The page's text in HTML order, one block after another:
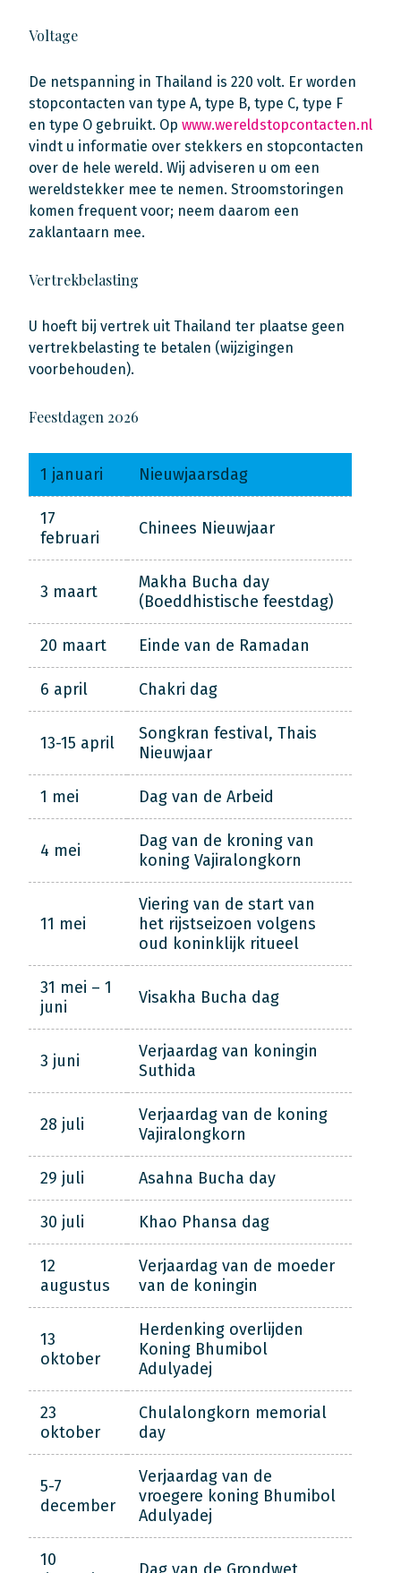
Voltage
De netspanning in Thailand is 220 volt. Er worden
stopcontacten van type A, type B, type C, type F
en type O gebruikt. Op www.wereldstopcontacten.nl
vindt u informatie over stekkers en stopcontacten
over de hele wereld. Wij adviseren u om een
wereldstekker mee te nemen. Stroomstoringen
komen frequent voor; neem daarom een
zaklantaarn mee.
Vertrekbelasting
U hoeft bij vertrek uit Thailand ter plaatse geen
vertrekbelasting te betalen (wijzigingen
voorbehouden).
Feestdagen 2026
1 januari Nieuwjaarsdag
17
februari
Chinees Nieuwjaar
3 maart
Makha Bucha day
(Boeddhistische feestdag)
20 maart Einde van de Ramadan
6 april Chakri dag
13-15 april
Songkran festival, Thais
Nieuwjaar
1 mei Dag van de Arbeid
4 mei
Dag van de kroning van
koning Vajiralongkorn
11 mei
Viering van de start van
het rijstseizoen volgens
oud koninklijk ritueel
31 mei – 1
juni
Visakha Bucha dag
3 juni
Verjaardag van koningin
Suthida
28 juli
Verjaardag van de koning
Vajiralongkorn
29 juli Asahna Bucha day
30 juli Khao Phansa dag
12
augustus
Verjaardag van de moeder
van de koningin
13
oktober
Herdenking overlijden
Koning Bhumibol
Adulyadej
23
oktober
Chulalongkorn memorial
day
5-7
december
Verjaardag van de
vroegere koning Bhumibol
Adulyadej
10